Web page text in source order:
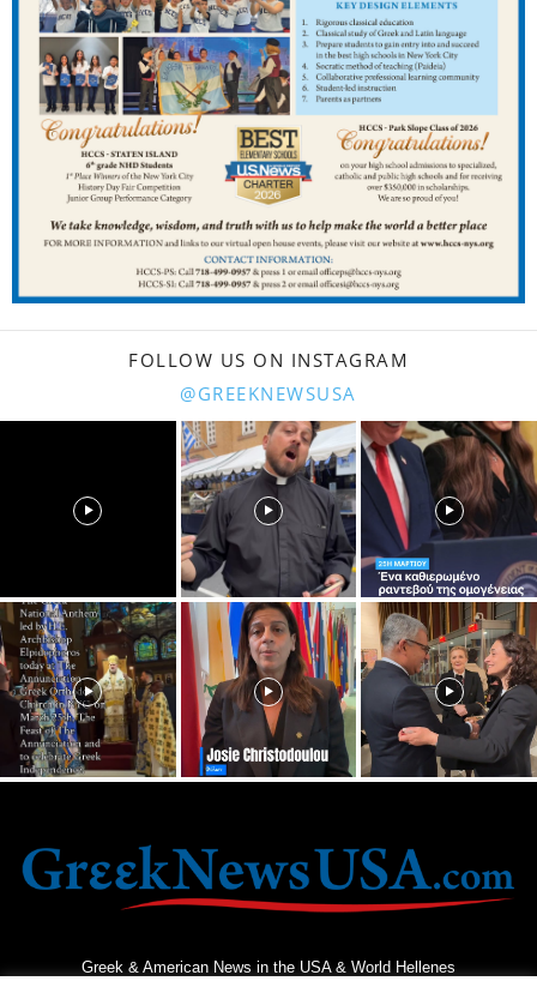
FOLLOW US ON INSTAGRAM
@GREEKNEWSUSA
Greek & American News in the USA & World Hellenes